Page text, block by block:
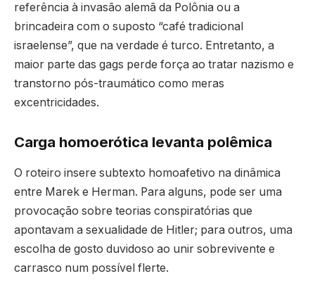
referência à invasão alemã da Polônia ou a
brincadeira com o suposto “café tradicional
israelense”, que na verdade é turco. Entretanto, a
maior parte das gags perde força ao tratar nazismo e
transtorno pós-traumático como meras
excentricidades.
Carga homoerótica levanta polêmica
O roteiro insere subtexto homoafetivo na dinâmica
entre Marek e Herman. Para alguns, pode ser uma
provocação sobre teorias conspiratórias que
apontavam a sexualidade de Hitler; para outros, uma
escolha de gosto duvidoso ao unir sobrevivente e
carrasco num possível flerte.